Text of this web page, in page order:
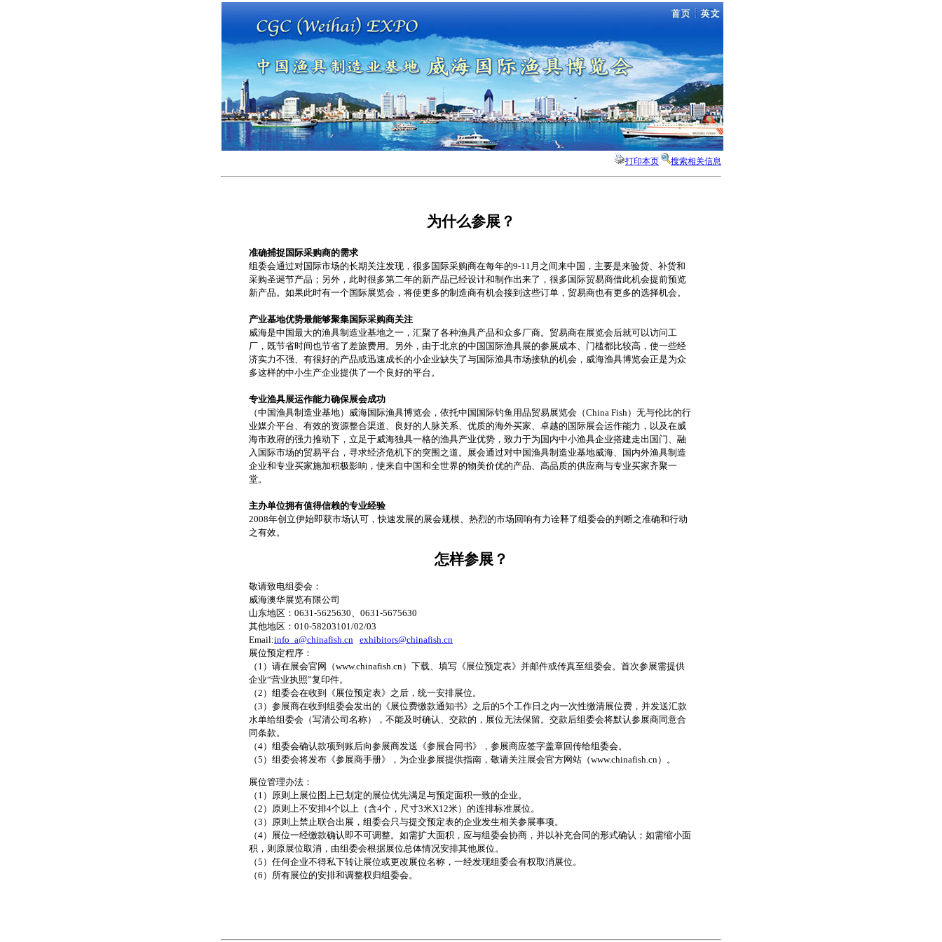
打印本页 搜索相关信息
为什么参展？
准确捕捉国际采购商的需求
组委会通过对国际市场的长期关注发现，很多国际采购商在每年的9-11月之间来中国，主要是来验货、补货和
采购圣诞节产品；另外，此时很多第二年的新产品已经设计和制作出来了，很多国际贸易商借此机会提前预览
新产品。如果此时有一个国际展览会，将使更多的制造商有机会接到这些订单，贸易商也有更多的选择机会。
产业基地优势最能够聚集国际采购商关注
威海是中国最大的渔具制造业基地之一，汇聚了各种渔具产品和众多厂商。贸易商在展览会后就可以访问工
厂，既节省时间也节省了差旅费用。另外，由于北京的中国国际渔具展的参展成本、门槛都比较高，使一些经
济实力不强、有很好的产品或迅速成长的小企业缺失了与国际渔具市场接轨的机会，威海渔具博览会正是为众
多这样的中小生产企业提供了一个良好的平台。
专业渔具展运作能力确保展会成功
（中国渔具制造业基地）威海国际渔具博览会，依托中国国际钓鱼用品贸易展览会（China Fish）无与伦比的行
业媒介平台、有效的资源整合渠道、良好的人脉关系、优质的海外买家、卓越的国际展会运作能力，以及在威
海市政府的强力推动下，立足于威海独具一格的渔具产业优势，致力于为国内中小渔具企业搭建走出国门、融
入国际市场的贸易平台，寻求经济危机下的突围之道。展会通过对中国渔具制造业基地威海、国内外渔具制造
企业和专业买家施加积极影响，使来自中国和全世界的物美价优的产品、高品质的供应商与专业买家齐聚一
堂。
主办单位拥有值得信赖的专业经验
2008年创立伊始即获市场认可，快速发展的展会规模、热烈的市场回响有力诠释了组委会的判断之准确和行动
之有效。
怎样参展？
敬请致电组委会：
威海澳华展览有限公司
山东地区：0631-5625630、0631-5675630
其他地区：010-58203101/02/03
Email:info_a@chinafish.cn
exhibitors@chinafish.cn
展位预定程序：
（1）请在展会官网（www.chinafish.cn）下载、填写《展位预定表》并邮件或传真至组委会。首次参展需提供
企业“营业执照”复印件。
（2）组委会在收到《展位预定表》之后，统一安排展位。
（3）参展商在收到组委会发出的《展位费缴款通知书》之后的5个工作日之内一次性缴清展位费，并发送汇款
水单给组委会（写清公司名称），不能及时确认、交款的，展位无法保留。交款后组委会将默认参展商同意合
同条款。
（4）组委会确认款项到账后向参展商发送《参展合同书》，参展商应签字盖章回传给组委会。
（5）组委会将发布《参展商手册》，为企业参展提供指南，敬请关注展会官方网站（www.chinafish.cn）。
展位管理办法：
（1）原则上展位图上已划定的展位优先满足与预定面积一致的企业。
（2）原则上不安排4个以上（含4个，尺寸3米X12米）的连排标准展位。
（3）原则上禁止联合出展，组委会只与提交预定表的企业发生相关参展事项。
（4）展位一经缴款确认即不可调整。如需扩大面积，应与组委会协商，并以补充合同的形式确认；如需缩小面
积，则原展位取消，由组委会根据展位总体情况安排其他展位。
（5）任何企业不得私下转让展位或更改展位名称，一经发现组委会有权取消展位。
（6）所有展位的安排和调整权归组委会。